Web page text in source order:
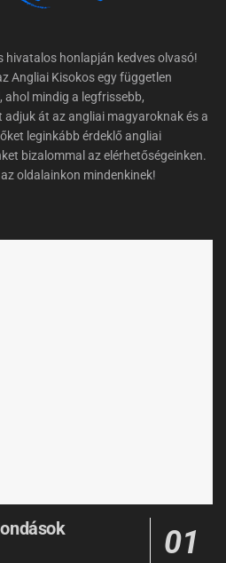
hivatalos honlapján kedves olvasó!
Angliai Kisokos egy független
mindig a legfrissebb,
át az angliai magyaroknak és a
leginkább érdeklő angliai
bizalommal az elérhetőségeinken.
oldalainkon mindenkinek!